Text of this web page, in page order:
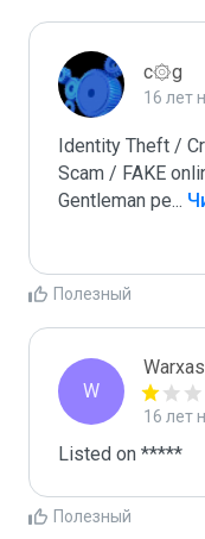
c۞g
16 лет
Identity Theft /
Scam / FAKE
Gentleman pe...
Полезный
W
Warxas
16 лет
Listed on *****
Полезный